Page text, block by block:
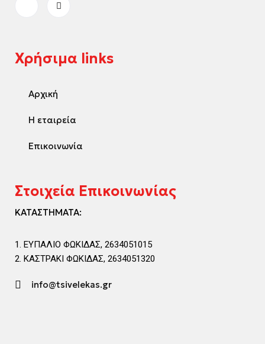
Χρήσιμα links
Αρχική
Η εταιρεία
Επικοινωνία
Στοιχεία Επικοινωνίας
ΚΑΤΑΣΤΗΜΑΤΑ:
ΕΥΠΑΛΙΟ ΦΩΚΙΔΑΣ, 2634051015
ΚΑΣΤΡΑΚΙ ΦΩΚΙΔΑΣ, 2634051320
info@tsivelekas.gr